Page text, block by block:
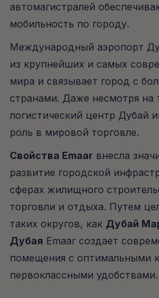
автомагистралей
мобильность по городу.
Международный аэропорт
из крупнейших и самых
мира и связывает город с
странами. Даже несмотря на
логистический центр Дубай
роль в мировой торговле.
Свойства Emaar внесла
развитие городской
сферах жилищного
торговли и отдыха. Путем
таких округов, как Дубай
Дубая Emaar создает
помещения с оптимальными
первоклассными удобствами.